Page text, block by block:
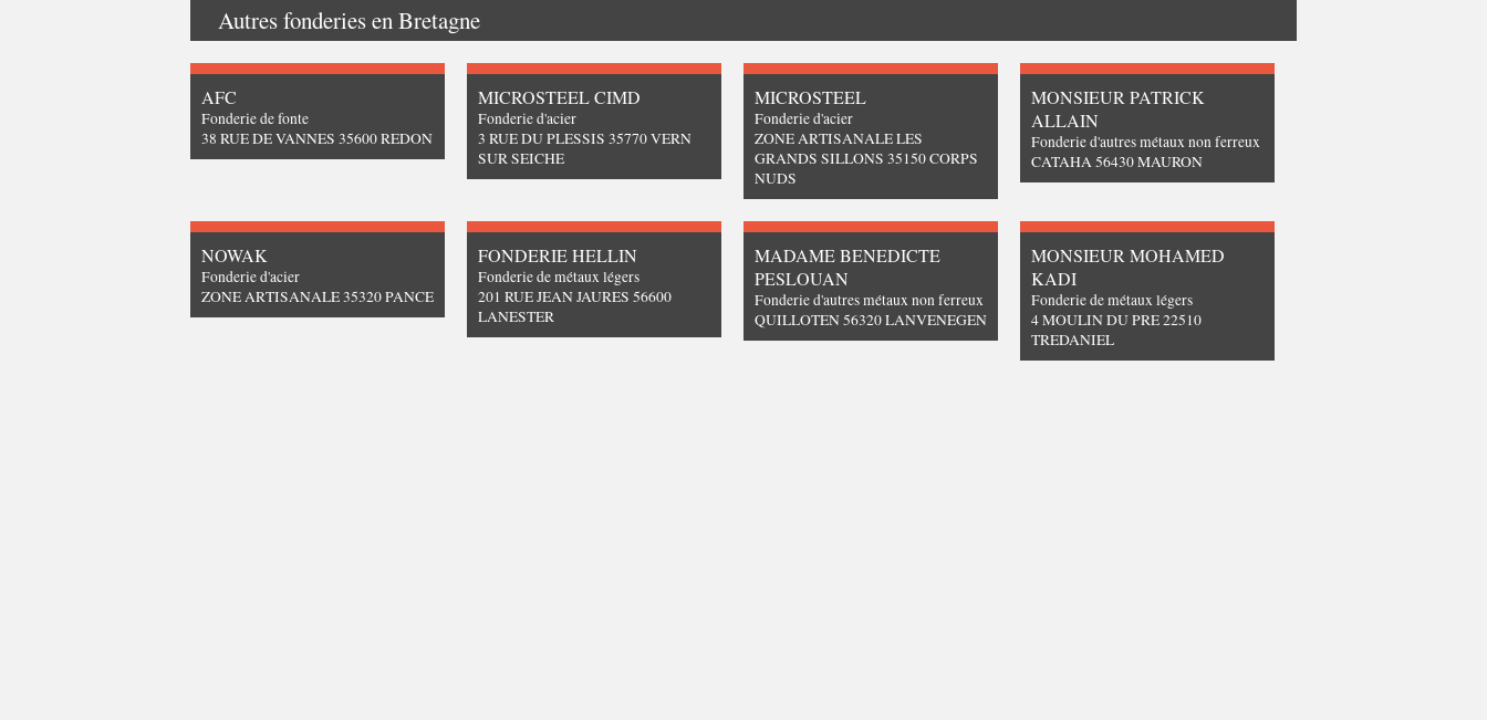
Autres fonderies en Bretagne
AFC
Fonderie de fonte
38 RUE DE VANNES 35600 REDON
MICROSTEEL CIMD
Fonderie d'acier
3 RUE DU PLESSIS 35770 VERN
SUR SEICHE
MICROSTEEL
Fonderie d'acier
ZONE ARTISANALE LES
GRANDS SILLONS 35150 CORPS
NUDS
MONSIEUR PATRICK
ALLAIN
Fonderie d'autres métaux non ferreux
CATAHA 56430 MAURON
NOWAK
Fonderie d'acier
ZONE ARTISANALE 35320 PANCE
FONDERIE HELLIN
Fonderie de métaux légers
201 RUE JEAN JAURES 56600
LANESTER
MADAME BENEDICTE
PESLOUAN
Fonderie d'autres métaux non ferreux
QUILLOTEN 56320 LANVENEGEN
MONSIEUR MOHAMED
KADI
Fonderie de métaux légers
4 MOULIN DU PRE 22510
TREDANIEL